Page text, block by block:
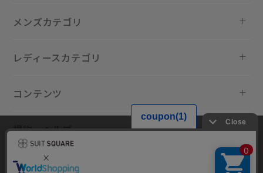
メンズカテゴリ
レディースカテゴリ
コンテンツ
規約・ヘルプ
当サイトでは利用体験の向上およびコンテンツの最適な提供、トラフィ
ックの分析を目的としてCookieを使用しています。サイトの閲覧を継続